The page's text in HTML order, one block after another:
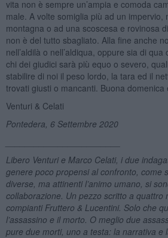
vita non è sempre un’ampia e comoda
male. A volte somiglia più ad un impervio,
montagna o ad una scoscesa e rovinosa
non è del tutto sbagliato. Alla fine anche
nell’aldilà o nell’aldiqua, oppure sia di
chi dei giudici sarà più equo o severo,
stabilire di noi il peso lordo, la tara ed il
trovati giusti o mancanti. Buona domenica
Venturi & Celati
Pontedera, 6 Settembre 2020
Libero Venturi e Marco Celati, i due
genere poco propensi al confronto, come
diverse, ma attinenti l’animo umano, si
collaborazione. Un pezzo scritto a quattro
compianti Fruttero & Lucentini. Solo che
l’assassino e il morto. O meglio due
pure due morti, uno a testa: la narrativa e